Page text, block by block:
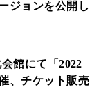
ジョンを公開し
館にて「2022
、チケット販売